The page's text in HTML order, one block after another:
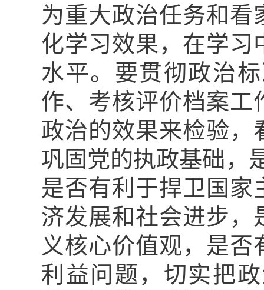
为重大政治任务和
化学习效果，在学习
水平。要贯彻政治
作、考核评价档案工
政治的效果来检验，
巩固党的执政基础，
是否有利于捍卫国家
济发展和社会进步，
义核心价值观，是
利益问题，切实把